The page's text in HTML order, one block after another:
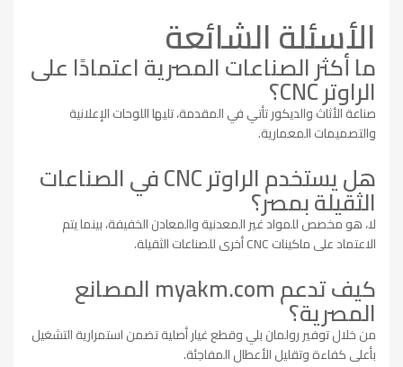
الأسئلة الشائعة
ما أكثر الصناعات المصرية اعتمادًا على
الراوتر CNC؟
صناعة الأثاث والديكور تأتي في المقدمة، تليها اللوحات الإعلانية
والتصميمات المعمارية.
هل يستخدم الراوتر CNC في الصناعات
الثقيلة بمصر؟
لا، هو مخصص للمواد غير المعدنية والمعادن الخفيفة، بينما يتم
الاعتماد على ماكينات CNC أخرى للصناعات الثقيلة.
كيف تدعم myakm.com المصانع
المصرية؟
من خلال توفير رولمان بلي وقطع غيار أصلية تضمن استمرارية التشغيل
بأعلى كفاءة وتقليل الأعطال المفاجئة.